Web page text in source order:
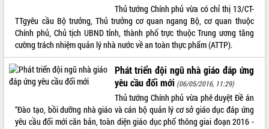
LIÊN KẾT WEB
Thủ tướng Chính phủ vừa có chỉ thị 13/CT-
TTgyêu cầu Bộ trưởng, Thủ trưởng cơ quan ngang Bộ, cơ quan thuộc
Chính phủ, Chủ tịch UBND tỉnh, thành phố trực thuộc Trung ương tăng
cường trách nhiệm quản lý nhà nước về an toàn thực phẩm (ATTP).
Phát triển đội ngũ nhà giáo đáp ứng
yêu cầu đổi mới (06/05/2016, 11:29)
Thủ tướng Chính phủ vừa phê duyệt Đề án
“Đào tạo, bồi dưỡng nhà giáo và cán bộ quản lý cơ sở giáo dục đáp ứng
yêu cầu đổi mới căn bản, toàn diện giáo dục phổ thông giai đoạn 2016 -